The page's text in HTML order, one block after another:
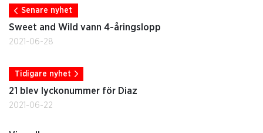
Senare nyhet
Sweet and Wild vann 4-åringslopp
2021-06-28
Tidigare nyhet
21 blev lyckonummer för Diaz
2021-06-22